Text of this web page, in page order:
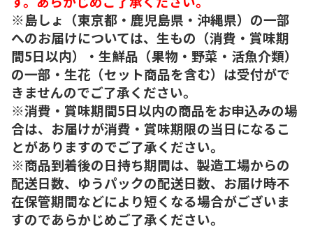
※島しょ（東京都・鹿児島県・沖縄県）の一部
へのお届けについては、生もの（消費・賞味期
間5日以内）・生鮮品（果物・野菜・活魚介類）
の一部・生花（セット商品を含む）は受付がで
きませんのでご了承ください。
※消費・賞味期間5日以内の商品をお申込みの場
合は、お届けが消費・賞味期限の当日になるこ
とがありますのでご了承ください。
※商品到着後の日持ち期間は、製造工場からの
配送日数、ゆうパックの配送日数、お届け時不
在保管期間などにより短くなる場合がございま
すのであらかじめご了承ください。